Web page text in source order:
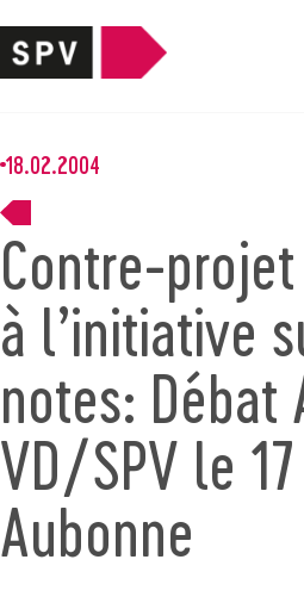
18.02.2004
Contre-projet
à l’initiative
notes: Débat
VD/SPV le
Aubonne